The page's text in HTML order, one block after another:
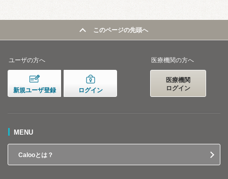
このページの先頭へ
ユーザの方へ
新規ユーザ登録 ログイン
医療機関の方へ
医療機関
ログイン
MENU
Calooとは？